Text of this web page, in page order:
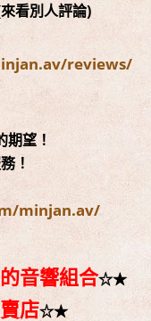
看別人評論)
reviews/
望！
！
minjan.av/
音響組合☆★
店☆★